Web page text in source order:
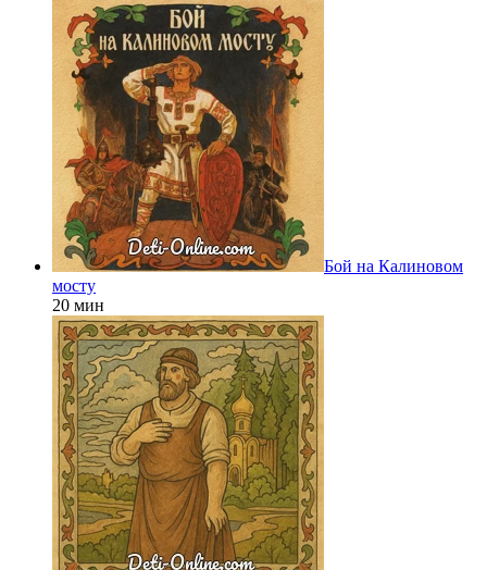
Бой на Калиновом
мосту
20 мин